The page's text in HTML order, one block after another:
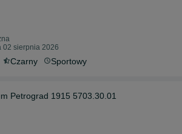
02 sierpnia 2026
Czarny Sportowy
Petrograd 1915 5703.30.01